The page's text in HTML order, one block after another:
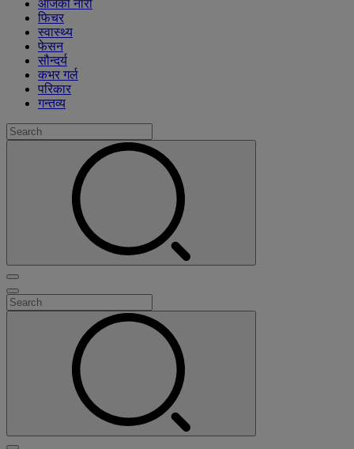
आजकी नारी
फिचर
स्वास्थ्य
फेसन
सौन्दर्य
कभर गर्ल
परिकार
गन्तव्य